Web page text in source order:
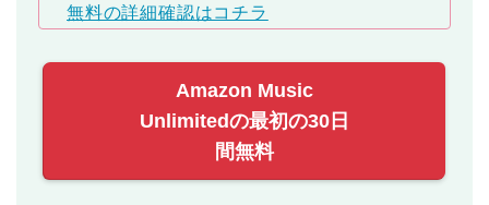
無料の詳細確認はコチラ
Amazon Music
Unlimitedの最初の30日
間無料